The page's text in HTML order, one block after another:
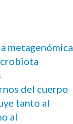
metagenómica
del cuerpo
tanto al
al